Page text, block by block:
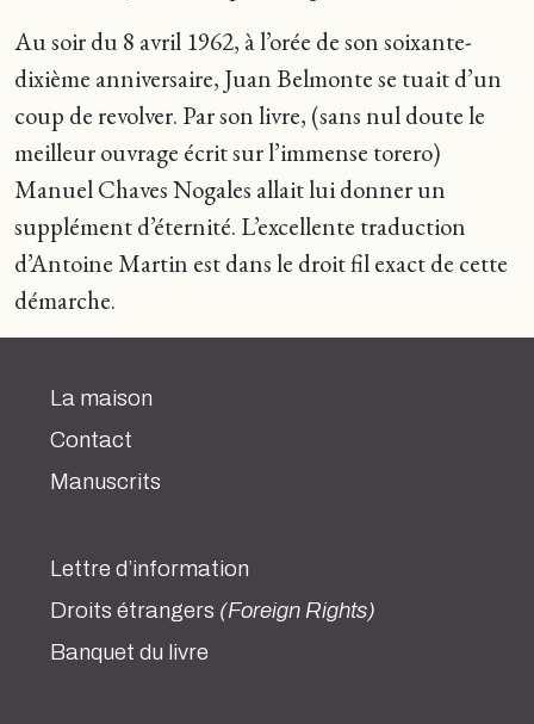
Au soir du 8 avril 1962, à l’orée de son soixante-
dixième anniversaire, Juan Belmonte se tuait d’un
coup de revolver. Par son livre, (sans nul doute le
meilleur ouvrage écrit sur l’immense torero)
Manuel Chaves Nogales allait lui donner un
supplément d’éternité. L’excellente traduction
d’Antoine Martin est dans le droit fil exact de cette
démarche.
La maison
Contact
Manuscrits
Lettre d’information
Droits étrangers (Foreign Rights)
Banquet du livre